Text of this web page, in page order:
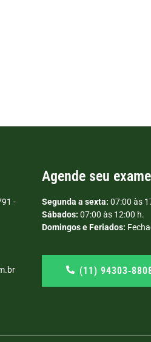
-
Agende seu exame
Segunda a sexta: 07:00 às
Sábados: 07:00 às 12:00 h.
Domingos e Feriados:
(11)